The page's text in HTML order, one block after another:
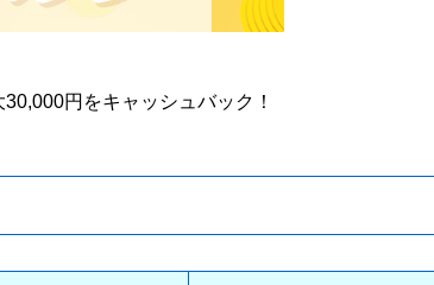
円をキャッシュバック！